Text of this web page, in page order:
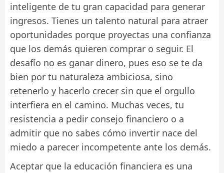
inteligente de tu gran capacidad para generar
ingresos. Tienes un talento natural para atraer
oportunidades porque proyectas una confianza
que los demás quieren comprar o seguir. El
desafío no es ganar dinero, pues eso se te da
bien por tu naturaleza ambiciosa, sino
retenerlo y hacerlo crecer sin que el orgullo
interfiera en el camino. Muchas veces, tu
resistencia a pedir consejo financiero o a
admitir que no sabes cómo invertir nace del
miedo a parecer incompetente ante los demás.
Aceptar que la educación financiera es una